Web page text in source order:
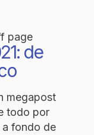
page
de
megapost
todo por
a fondo de